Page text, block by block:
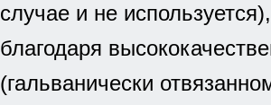
случае и не
благодаря
(гальванически